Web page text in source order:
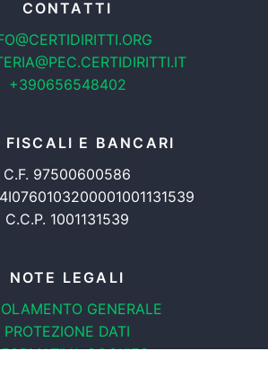
CONTATTI
+390656548402
FISCALI E BANCARI
C.F. 97500600586
C.C.P. 1001131539
NOTE LEGALI
GENERALE
PROTEZIONE DATI
COOKIES